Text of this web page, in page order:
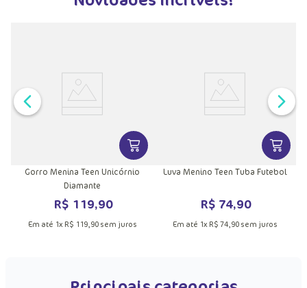
VER MAIS INFORMAÇÕES DO
Gorro Menina Teen Unicórnio
Diamante
R$ 119,90
Em até 1x R$ 119,90sem juros
VER
Luva Menino Teen Tuba Futebol
R$ 74,90
Em até 1x R$ 74,90sem juros